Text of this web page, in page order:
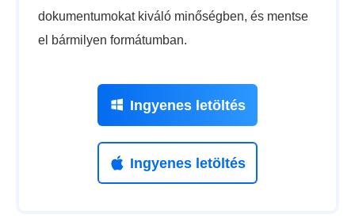
dokumentumokat kiváló minőségben, és mentse
el bármilyen formátumban.
Ingyenes letöltés
Ingyenes letöltés